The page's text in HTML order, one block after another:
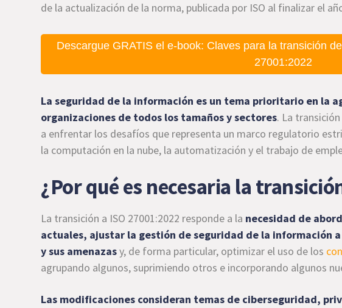
de la actualización de la norma, publicada por ISO al finalizar el
Descargue GRATIS el e-book: Claves para la transición
27001:2022
La seguridad de la información es un tema prioritario en la
organizaciones de todos los tamaños y sectores. La
a enfrentar los desafíos que representa un marco regulatorio
la computación en la nube, la automatización y el trabajo de
¿Por qué es necesaria la
La transición a ISO 27001:2022 responde a la necesidad de
actuales, ajustar la gestión de seguridad de la información
y sus amenazasy, de forma particular, optimizar el uso de los
agrupando algunos, suprimiendo otros e incorporando algunos
Las modificaciones consideran temas de ciberseguridad,